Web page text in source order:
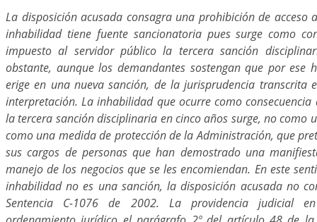
La disposición acusada consagra una prohibición de acceso
inhabilidad tiene fuente sancionatoria pues surge como
impuesto al servidor público la tercera sanción
obstante, aunque los demandantes sostengan que por ese
erige en una nueva sanción, de la jurisprudencia transcrita
interpretación. La inhabilidad que ocurre como consecuencia
la tercera sanción disciplinaria en cinco años surge, no como
como una medida de protección de la Administración, que
sus cargos de personas que han demostrado una
manejo de los negocios que se les encomiendan. En este
inhabilidad no es una sanción, la disposición acusada no
Sentencia C-1076 de 2002. La providencia judicial